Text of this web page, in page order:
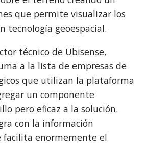
que permite visualizar los
tecnología geoespacial.
técnico de Ubisense,
a la lista de empresas de
que utilizan la plataforma
un componente
pero eficaz a la solución.
con la información
facilita enormemente el